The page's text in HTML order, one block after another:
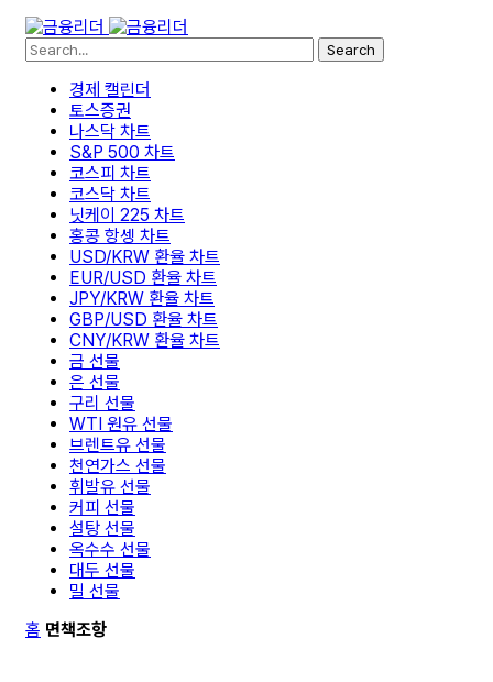
Search
경제 캘린더
토스증권
나스닥 차트
S&P 500 차트
코스피 차트
코스닥 차트
닛케이 225 차트
홍콩 항셍 차트
USD/KRW 환율 차트
EUR/USD 환율 차트
JPY/KRW 환율 차트
GBP/USD 환율 차트
CNY/KRW 환율 차트
금 선물
은 선물
구리 선물
WTI 원유 선물
브렌트유 선물
천연가스 선물
휘발유 선물
커피 선물
설탕 선물
옥수수 선물
대두 선물
밀 선물
홈 면책조항